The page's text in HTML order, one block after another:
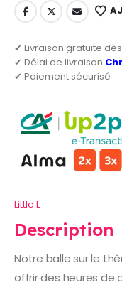
✔ Livraison gratuite
✔ Délai de livraison
✔ Paiement sécurisé
Little L
Description
Notre balle sur le
offrir des heures de